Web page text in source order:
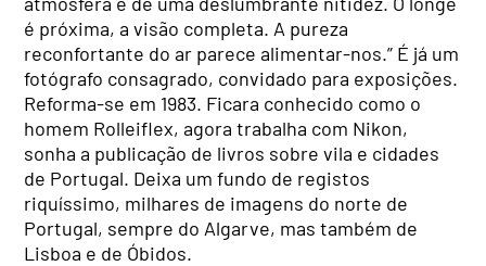
é próxima, a visão completa. A pureza
reconfortante do ar parece alimentar-nos.” É já um
fotógrafo consagrado, convidado para exposições.
Reforma-se em 1983. Ficara conhecido como o
homem Rolleiflex, agora trabalha com Nikon,
sonha a publicação de livros sobre vila e cidades
de Portugal. Deixa um fundo de registos
riquíssimo, milhares de imagens do norte de
Portugal, sempre do Algarve, mas também de
Lisboa e de Óbidos.